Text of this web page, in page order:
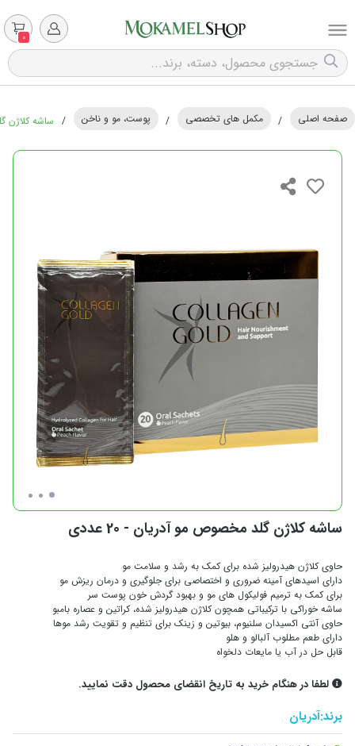
0
صفحه اصلی / مکمل های تخصصی / پوست، مو و ناخن / ساشه کلاژن
ساشه کلاژن گلد مخصوص مو آدریان - 20 عددی
حاوی کلاژن هیدرولیز شده برای کمک به رشد و سلامت مو
دارای اسیدهای آمینه ضروری و اختصاصی برای جلوگیری و درمان ریزش مو
برای کمک به ترمیم فولیکول های مو و بهبود گردش خون پوست سر
ساشه خوراکی با ترکیباتی همچون کلاژن هیدرولیز شده، کراتین و عصاره بامبو
حاوی آنتی اکسیدان سلنیوم، بیوتین و زینک برای تنظیم و تقویت رشد موها
دارای طعم مطلوب آلبالو و هلو
قابل حل در آب یا مایعات دلخواه
لطفا در هنگام خرید به تاریخ انقضای محصول دقت نمایید.
برند:آدریان